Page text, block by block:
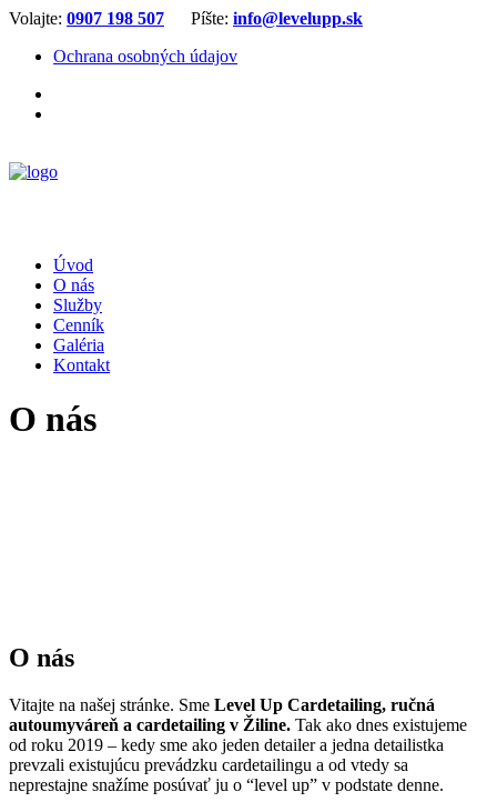
Volajte: 0907 198 507 Píšte: info@levelupp.sk
Ochrana osobných údajov
Úvod
O nás
Služby
Cenník
Galéria
Kontakt
O nás
O nás
Vitajte na našej stránke. Sme Level Up Cardetailing, ručná
autoumyváreň a cardetailing v Žiline. Tak ako dnes existujeme
od roku 2019 – kedy sme ako jeden detailer a jedna detailistka
prevzali existujúcu prevádzku cardetailingu a od vtedy sa
neprestajne snažíme posúvať ju o “level up” v podstate denne.